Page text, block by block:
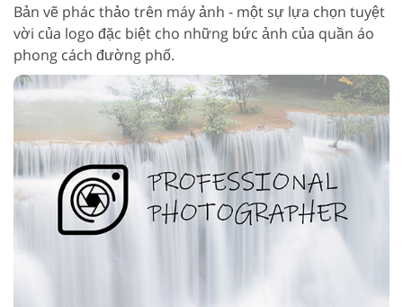
Bản vẽ phác thảo trên máy ảnh - một sự lựa chọn tuyệt
vời của logo đặc biệt cho những bức ảnh của quần áo
phong cách đường phố.